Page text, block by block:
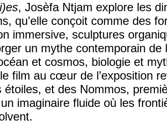
, Josèfa Ntjam explore les
qu’elle conçoit comme des
immersive, sculptures
un mythe contemporain
et cosmos, biologie et
film au cœur de l’exposition
étoiles, et des Nommos,
imaginaire fluide où les